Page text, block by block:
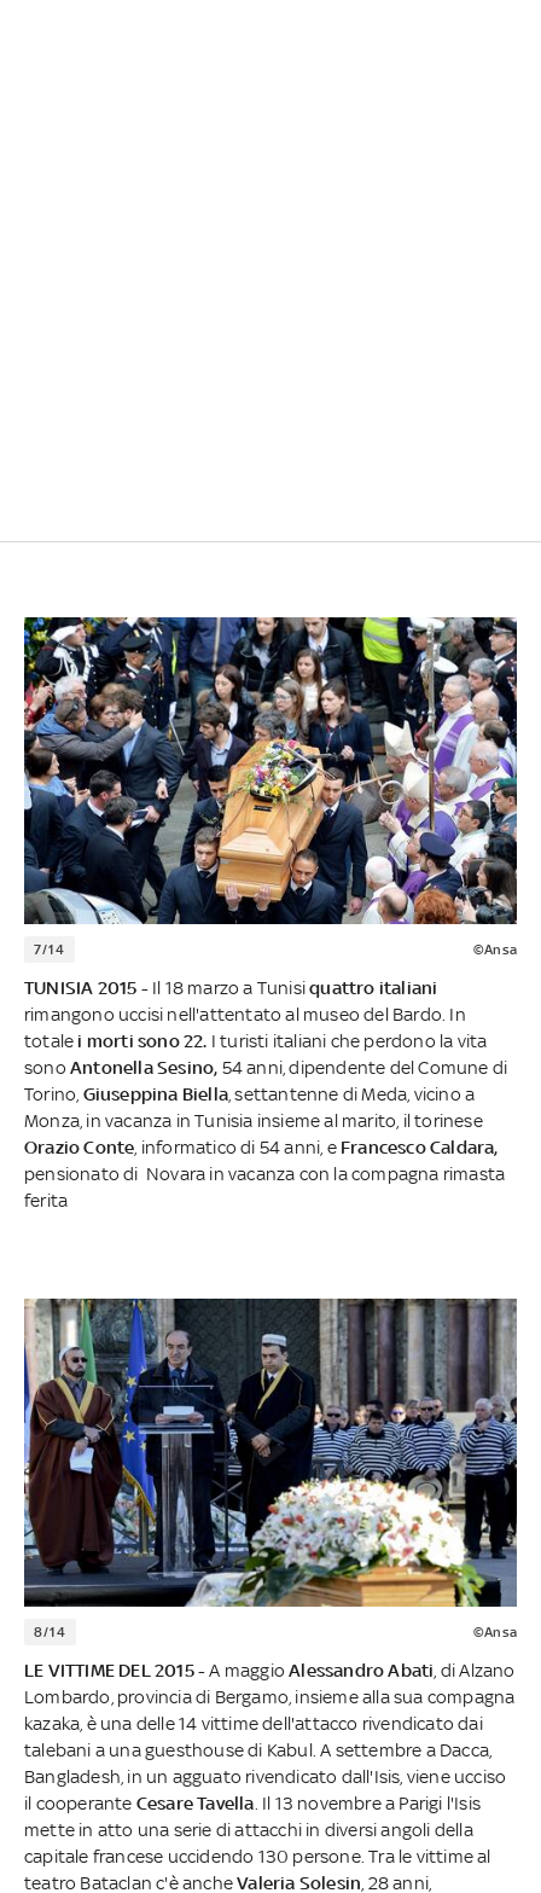
7/14 ©Ansa
TUNISIA 2015 -Il 18 marzo a Tunisiquattro italiani
rimangono uccisi nell'attentato al museo del Bardo. In
totale i morti sono 22. I turisti italiani che perdono la vita
sono Antonella Sesino, 54 anni, dipendente del Comune di
Torino, Giuseppina Biella, settantenne di Meda, vicino a
Monza, in vacanza in Tunisia insieme al marito, il torinese
Orazio Conte, informatico di 54 anni, e Francesco Caldara,
pensionato di Novara in vacanza con la compagna rimasta
ferita
8/14 ©Ansa
LE VITTIME DEL 2015 -A maggioAlessandro Abati, di Alzano
Lombardo, provincia di Bergamo, insieme alla sua compagna
kazaka, è una delle 14 vittime dell'attacco rivendicato dai
talebani a una guesthouse di Kabul. A settembre a Dacca,
Bangladesh, in un agguato rivendicato dall'Isis, viene ucciso
il cooperante Cesare Tavella. Il 13 novembre a Parigi l'Isis
mette in atto una serie di attacchi in diversi angoli della
capitale francese uccidendo 130 persone. Tra le vittime al
teatro Bataclan c'è ancheValeria Solesin, 28 anni,